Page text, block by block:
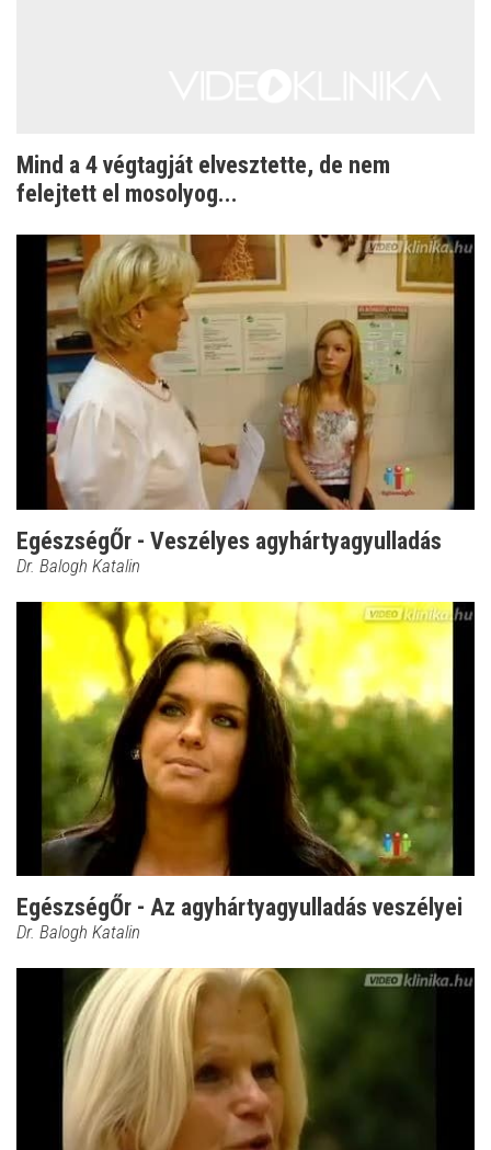
Mind a 4 végtagját elvesztette, de nem
felejtett el mosolyog...
EgészségŐr - Veszélyes agyhártyagyulladás
Dr. Balogh Katalin
EgészségŐr - Az agyhártyagyulladás veszélyei
Dr. Balogh Katalin